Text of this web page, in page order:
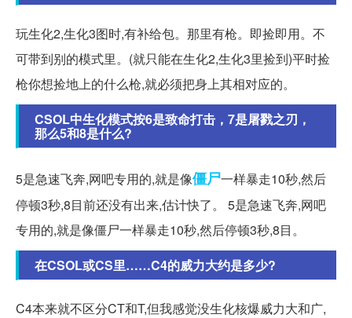
玩生化2,生化3图时,有补给包。那里有枪。即捡即用。不
可带到别的模式里。(就只能在生化2,生化3里捡到)平时捡
枪你想捡地上的什么枪,就必须把身上其相对应的。
CSOL中生化模式按6是致命打击，7是屠戮之刃，
那么5和8是什么?
5是急速飞奔,网吧专用的,就是像僵尸一样暴走10秒,然后
停顿3秒,8目前还没有出来,估计快了。 5是急速飞奔,网吧
专用的,就是像僵尸一样暴走10秒,然后停顿3秒,8目。
在CSOL或CS里……C4的威力大约是多少?
C4本来就不区分CT和T,但我感觉没生化核爆威力大和广,